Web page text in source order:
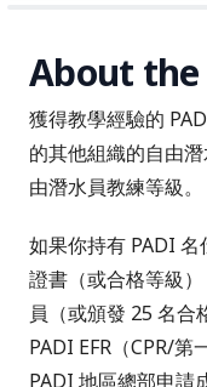
About the
獲得教學經驗的
的其他組織的自由
由潛水員教練等級。
如果你持有 PADI
證書（或合格等級
員（或頒發 25 名合
PADI EFR（CPR/第
PADI 地區總部申請